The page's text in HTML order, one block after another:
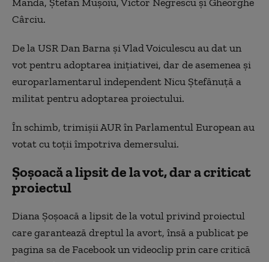
Cârciu.
De la USR Dan Barna și Vlad Voiculescu au dat un
vot pentru adoptarea inițiativei, dar de asemenea și
europarlamentarul independent Nicu Ștefănuță a
militat pentru adoptarea proiectului.
În schimb, trimișii AUR în Parlamentul European au
votat cu toții împotriva demersului.
Șoșoacă a lipsit de la vot, dar a criticat
proiectul
Diana Șoșoacă a lipsit de la votul privind proiectul
care garantează dreptul la avort, însă a publicat pe
pagina sa de Facebook un videoclip prin care critică